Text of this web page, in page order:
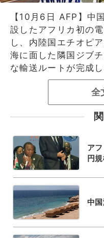
【10月6日 AFP】中
設したアフリカ初の
し、内陸国エチオピ
海に面した隣国ジブ
な輸送ルートが完成し
全
ア
円
中